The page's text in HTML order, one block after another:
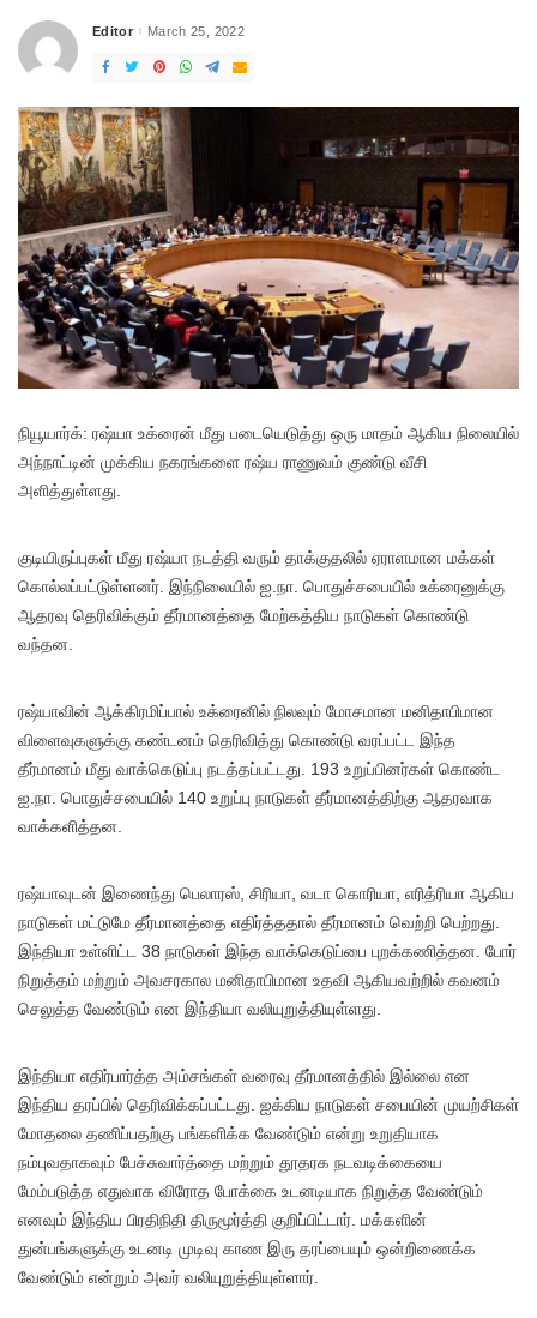
Posted
Editor March 25, 2022
நியூயார்க்: ரஷ்யா உக்ரைன் மீது படையெடுத்து ஒரு மாதம் ஆகிய நிலையில்
அந்நாட்டின் முக்கிய நகரங்களை ரஷ்ய ராணுவம் குண்டு வீசி
அளித்துள்ளது.
குடியிருப்புகள் மீது ரஷ்யா நடத்தி வரும் தாக்குதலில் ஏராளமான மக்கள்
கொல்லப்பட்டுள்ளனர். இந்நிலையில் ஐ.நா. பொதுச்சபையில் உக்ரைனுக்கு
ஆதரவு தெரிவிக்கும் தீர்மானத்தை மேற்கத்திய நாடுகள் கொண்டு
வந்தன.
ரஷ்யாவின் ஆக்கிரமிப்பால் உக்ரைனில் நிலவும் மோசமான மனிதாபிமான
விளைவுகளுக்கு கண்டனம் தெரிவித்து கொண்டு வரப்பட்ட இந்த
தீர்மானம் மீது வாக்கெடுப்பு நடத்தப்பட்டது. 193 உறுப்பினர்கள் கொண்ட
ஐ.நா. பொதுச்சபையில் 140 உறுப்பு நாடுகள் தீர்மானத்திற்கு ஆதரவாக
வாக்களித்தன.
ரஷ்யாவுடன் இணைந்து பெலாரஸ், சிரியா, வடா கொரியா, எரித்ரியா ஆகிய
நாடுகள் மட்டுமே தீர்மானத்தை எதிர்த்ததால் தீர்மானம் வெற்றி பெற்றது.
இந்தியா உள்ளிட்ட 38 நாடுகள் இந்த வாக்கெடுப்பை புறக்கணித்தன. போர்
நிறுத்தம் மற்றும் அவசரகால மனிதாபிமான உதவி ஆகியவற்றில் கவனம்
செலுத்த வேண்டும் என இந்தியா வலியுறுத்தியுள்ளது.
இந்தியா எதிர்பார்த்த அம்சங்கள் வரைவு தீர்மானத்தில் இல்லை என
இந்திய தரப்பில் தெரிவிக்கப்பட்டது. ஐக்கிய நாடுகள் சபையின் முயற்சிகள்
மோதலை தணிப்பதற்கு பங்களிக்க வேண்டும் என்று உறுதியாக
நம்புவதாகவும் பேச்சுவார்த்தை மற்றும் தூதரக நடவடிக்கையை
மேம்படுத்த எதுவாக விரோத போக்கை உடனடியாக நிறுத்த வேண்டும்
எனவும் இந்திய பிரதிநிதி திருமூர்த்தி குறிப்பிட்டார். மக்களின்
துன்பங்களுக்கு உடனடி முடிவு காண இரு தரப்பையும் ஒன்றிணைக்க
வேண்டும் என்றும் அவர் வலியுறுத்தியுள்ளார்.